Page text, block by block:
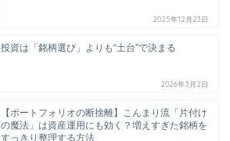
2025年12月23日
投資は「銘柄選び」よりも“土台”で決まる
2026年3月2日
【ポートフォリオの断捨離】こんまり流「片付け
の魔法」は資産運用にも効く？増えすぎた銘柄を
すっきり整理する方法